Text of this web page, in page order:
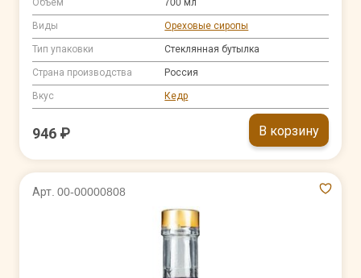
Виды Ореховые сиропы
Тип упаковки Стеклянная бутылка
Страна производства Россия
Вкус Кедр
946 ₽ В корзину
Арт. 00-00000808